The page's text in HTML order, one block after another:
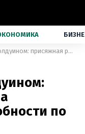
Суд над Алеком Болдуином: присяжная раскрыла неожиданные подробности по делу
по